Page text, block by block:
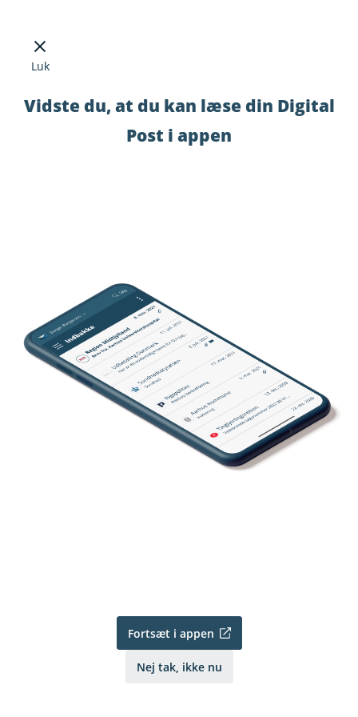
Luk
Vidste du, at du kan læse din Digital
Post i appen
Fortsæt i appen
Nej tak, ikke nu